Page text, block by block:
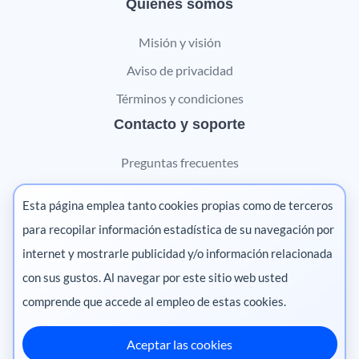
Quiénes somos
Misión y visión
Aviso de privacidad
Términos y condiciones
Contacto y soporte
Preguntas frecuentes
Contáctanos
Marketing digital
Pharma
México ·
Esta página emplea tanto cookies propias como de terceros
para recopilar información estadística de su navegación por
internet y mostrarle publicidad y/o información relacionada
con sus gustos. Al navegar por este sitio web usted
comprende que accede al empleo de estas cookies.
Aceptar las cookies